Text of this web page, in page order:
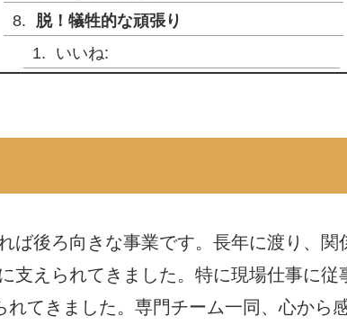
脱！犠牲的な頑張り
いいね:
ば後ろ向きな事業です。長年に渡り、関
支えられてきました。特に現場仕事に従
てきました。専門チーム一同、心から